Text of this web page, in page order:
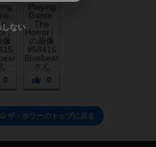
0 0
ザ・ホラーのトップに戻る
しない